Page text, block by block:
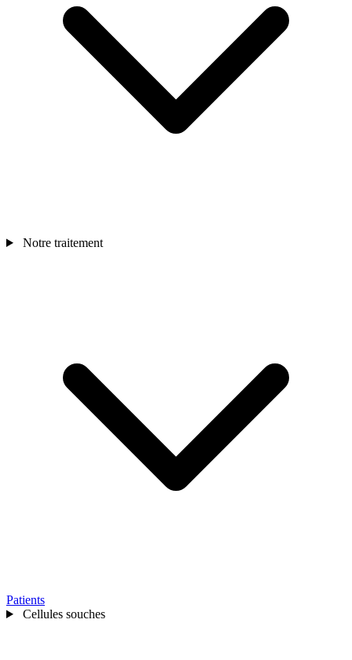
Notre traitement
Patients
Cellules souches